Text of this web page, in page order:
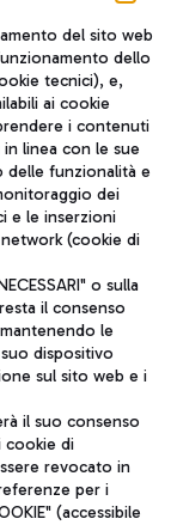
e
P.
Fiumicino (RM)
del sito web
dello
tecnici), e,
ai cookie
i contenuti
linea con le sue
delle funzionalità e
dei
e le inserzioni
(cookie di
o sulla
il consenso
le
dispositivo
sul sito web e i
il suo consenso
cookie di
revocato in
per i
(accessibile